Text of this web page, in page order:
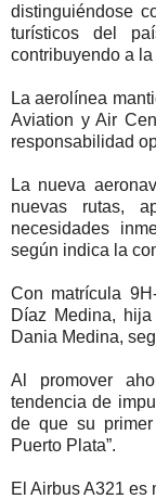
distinguiéndose
turísticos del
contribuyendo a
La aerolínea
Aviation y Air
responsabilidad
La nueva
nuevas rutas,
necesidades
según indica la
Con matrícula
Díaz Medina,
Dania Medina,
Al promover
tendencia de
de que su
Puerto Plata”.
El Airbus A321 es